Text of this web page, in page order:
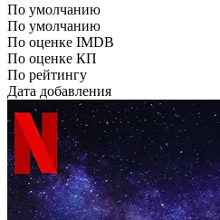
По умолчанию
По умолчанию
По оценке IMDB
По оценке КП
По рейтингу
Дата добавления